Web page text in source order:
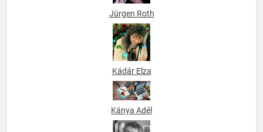
Jürgen Roth
Kádár Elza
Kánya Adél